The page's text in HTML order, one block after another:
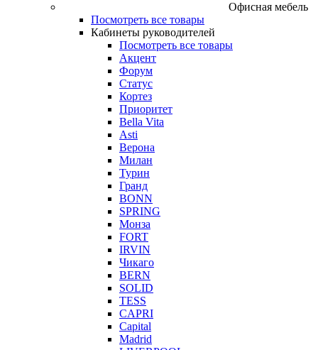
Офисная мебель
Посмотреть все товары
Кабинеты руководителей
Посмотреть все товары
Акцент
Форум
Статус
Кортез
Приоритет
Bella Vita
Asti
Верона
Милан
Турин
Гранд
BONN
SPRING
Монза
FORT
IRVIN
Чикаго
BERN
SOLID
TESS
CAPRI
Capital
Madrid